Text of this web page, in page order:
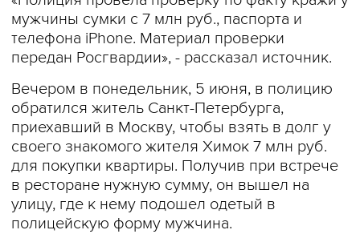
мужчины сумки с 7 млн руб., паспорта и
телефона iPhone. Материал проверки
передан Росгвардии», - рассказал источник.
Вечером в понедельник, 5 июня, в полицию
обратился житель Санкт-Петербурга,
приехавший в Москву, чтобы взять в долг у
своего знакомого жителя Химок 7 млн руб.
для покупки квартиры. Получив при встрече
в ресторане нужную сумму, он вышел на
улицу, где к нему подошел одетый в
полицейскую форму мужчина.